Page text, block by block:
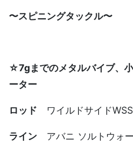
〜スピニングタックル〜
☆7gまでのメタルバイブ、
ーター
ロッド ワイルドサイド
ライン アバニ ソルトウォ